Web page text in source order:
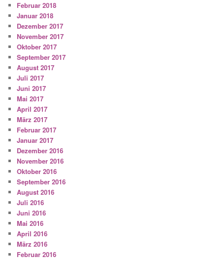
Februar 2018
Januar 2018
Dezember 2017
November 2017
Oktober 2017
September 2017
August 2017
Juli 2017
Juni 2017
Mai 2017
April 2017
März 2017
Februar 2017
Januar 2017
Dezember 2016
November 2016
Oktober 2016
September 2016
August 2016
Juli 2016
Juni 2016
Mai 2016
April 2016
März 2016
Februar 2016